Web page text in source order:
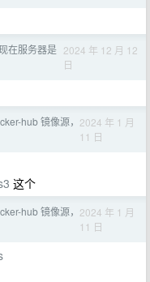
在服务器是 2024 年 12 月 12
日
hub 镜像源， 2024 年 1 月
11 日
这个
hub 镜像源， 2024 年 1 月
11 日